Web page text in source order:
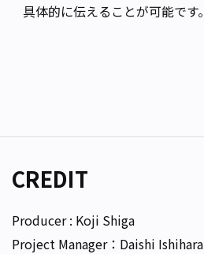
具体的に伝えることが可能です。
CREDIT
Producer : Koji Shiga
Project Manager：Daishi Ishihara